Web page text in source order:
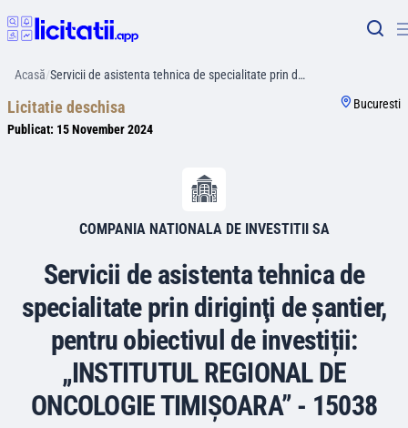
Acasă/Servicii de asistenta tehnica de specialitate prin d…
Licitatie deschisa
Publicat: 15 November 2024
Bucuresti
COMPANIA NATIONALA DE INVESTITII SA
Servicii de asistenta tehnica de
specialitate prin diriginţi de şantier,
pentru obiectivul de investiții:
„INSTITUTUL REGIONAL DE
ONCOLOGIE TIMIȘOARA” - 15038